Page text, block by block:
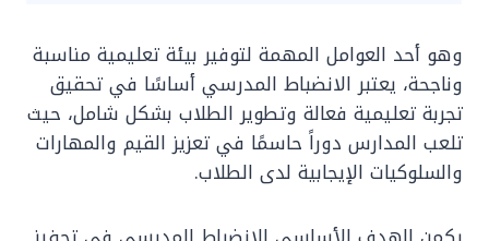
وهو أحد العوامل المهمة لتوفير بيئة تعليمية مناسبة
وناجحة، يعتبر الانضباط المدرسي أساسًا في تحقيق
تجربة تعليمية فعالة وتطوير الطلاب بشكل شامل، حيث
تلعب المدارس دوراً حاسمًا في تعزيز القيم والمهارات
والسلوكيات الإيجابية لدى الطلاب.